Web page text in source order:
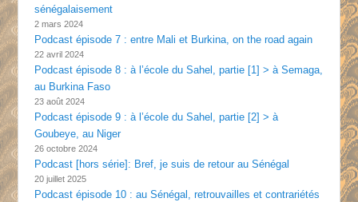
sénégalaisement
2 mars 2024
Podcast épisode 7 : entre Mali et Burkina, on the road again
22 avril 2024
Podcast épisode 8 : à l’école du Sahel, partie [1] > à Semaga,
au Burkina Faso
23 août 2024
Podcast épisode 9 : à l’école du Sahel, partie [2] > à
Goubeye, au Niger
26 octobre 2024
Podcast [hors série]: Bref, je suis de retour au Sénégal
20 juillet 2025
Podcast épisode 10 : au Sénégal, retrouvailles et contrariétés